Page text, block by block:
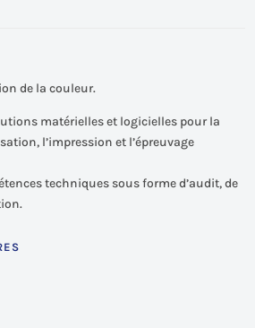
de la couleur.
matérielles et logicielles pour la
l’impression et l’épreuvage
techniques sous forme d’audit, de